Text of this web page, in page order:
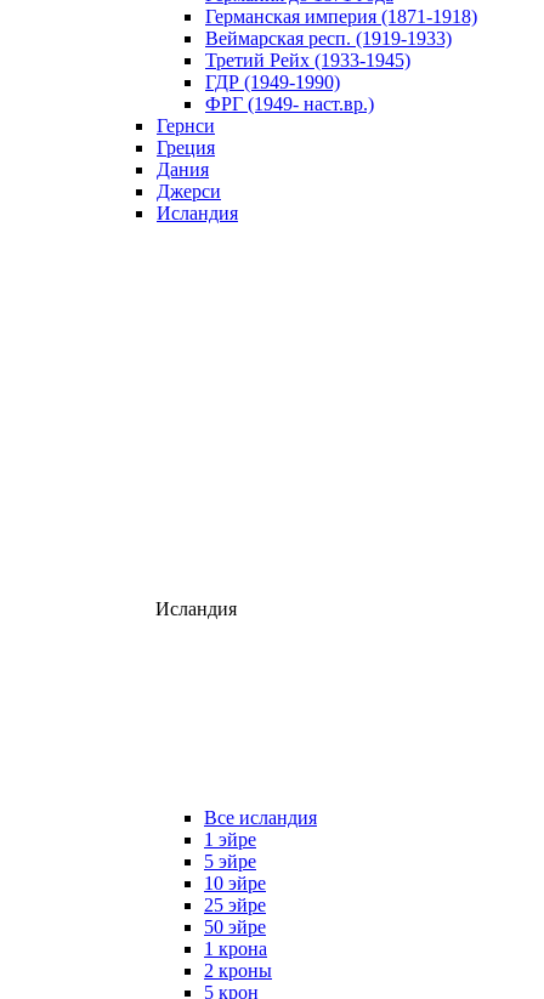
Германская империя (1871-1918)
Веймарская респ. (1919-1933)
Третий Рейх (1933-1945)
ГДР (1949-1990)
ФРГ (1949- наст.вр.)
Гернси
Греция
Дания
Джерси
Исландия
Исландия
Все исландия
1 эйре
5 эйре
10 эйре
25 эйре
50 эйре
1 крона
2 кроны
5 крон